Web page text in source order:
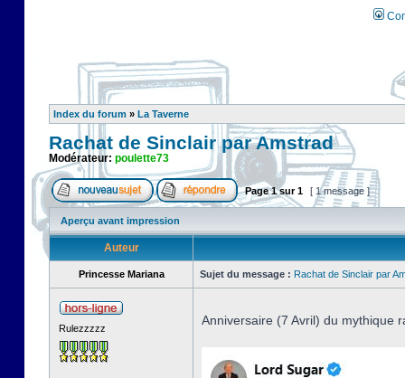
Index du forum » La Taverne
Rachat de Sinclair par Amstrad
Modérateur: poulette73
Page1sur1 [ 1 message ]
Aperçu avant impression
Auteur
Princesse Mariana Sujet du message : Rachat de Sinclair par
Rulezzzzz
Anniversaire (7 Avril) du mythique